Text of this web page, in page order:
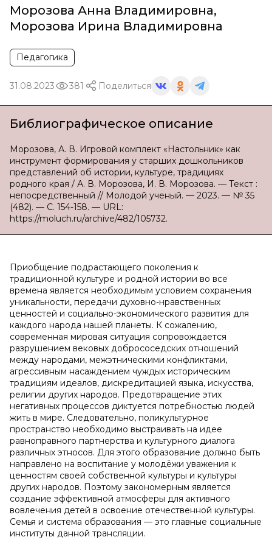
Морозова Анна Владимировна,
Морозова Ирина Владимировна
Педагогика
31.08.2023 381 Поделиться
Библиографическое описание
Морозова, А. В. Игровой комплект «Настольник» как
инструмент формирования у старших дошкольников
представлений об истории, культуре, традициях
родного края / А. В. Морозова, И. В. Морозова. — Текст :
непосредственный // Молодой ученый. — 2023. — № 35
(482). — С. 154-158. — URL:
https://moluch.ru/archive/482/105732.
Приобщение подрастающего поколения к
традиционной культуре и родной истории во все
времена является необходимым условием сохранения
уникальности, передачи духовно-нравственных
ценностей и социально-экономического развития для
каждого народа нашей планеты. К сожалению,
современная мировая ситуация сопровождается
разрушением вековых добрососедских отношений
между народами, межэтническими конфликтами,
агрессивным насаждением чуждых историческим
традициям идеалов, дискредитацией языка, искусства,
религии других народов. Предотвращение этих
негативных процессов диктуется потребностью людей
жить в мире. Следовательно, поликультурное
пространство необходимо выстраивать на идее
равноправного партнерства и культурного диалога
различных этносов. Для этого образование должно быть
направлено на воспитание у молодёжи уважения к
ценностям своей собственной культуры и культуры
других народов. Поэтому закономерным является
создание эффективной атмосферы для активного
вовлечения детей в освоение отечественной культуры.
Семья и система образования — это главные социальные
институты данной трансляции.